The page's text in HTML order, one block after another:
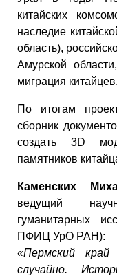
китайских
наследие
область),
Амурской
миграция китайцев.
По итогам
сборник
создать 3D
памятников
Каменских
ведущий
гуманитарных
ПФИЦ УрО РАН):
«Пермский
случайно.